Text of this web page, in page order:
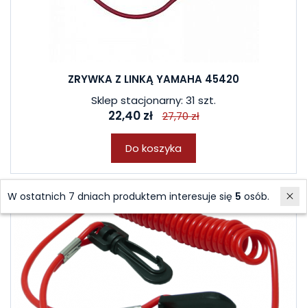
ZRYWKA Z LINKĄ YAMAHA 45420
Sklep stacjonarny: 31 szt.
22,40 zł 27,70 zł
Do koszyka
W ostatnich 7 dniach produktem interesuje się 5 osób.